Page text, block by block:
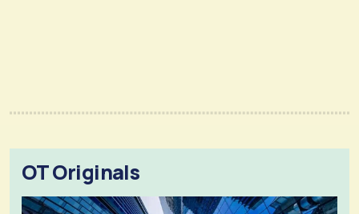
OT Originals